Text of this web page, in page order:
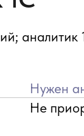
Нужен
Не